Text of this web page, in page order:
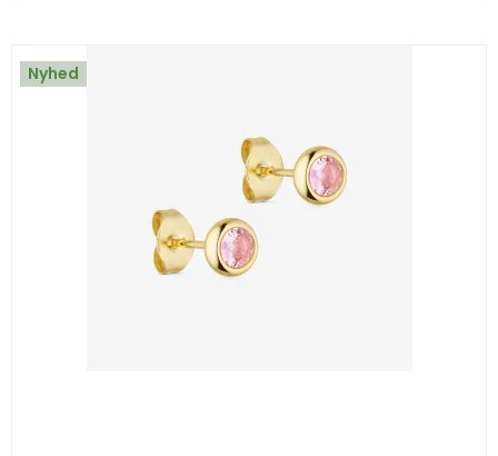
Nyhed